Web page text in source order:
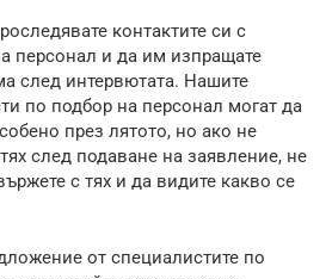
контактите си с
персонал и да им изпращате
след интервютата. Нашите
по подбор на персонал могат да
през лятото, но ако не
след подаване на заявление, не
с тях и да видите какво се
от специалистите по